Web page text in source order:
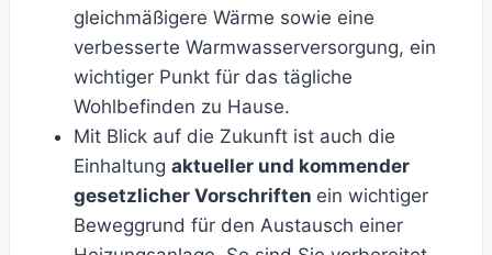
gleichmäßigere Wärme sowie eine
verbesserte Warmwasserversorgung, ein
wichtiger Punkt für das tägliche
Wohlbefinden zu Hause.
Mit Blick auf die Zukunft ist auch die
Einhaltung aktueller und kommender
gesetzlicher Vorschriften ein wichtiger
Beweggrund für den Austausch einer